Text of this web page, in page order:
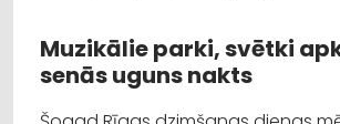
Muzikālie parki, svētki
senās uguns nakts